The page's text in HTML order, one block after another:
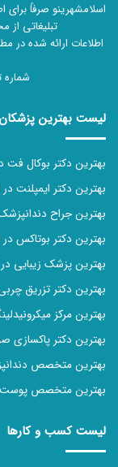
اسلامشهرینو صرفاً برای
تبلیغاتی از
اطلاعات ارائه شده
لیست بهترین
بهترین دکتر بوکال فت
بهترین دکتر ایمپلنت
بهترین جراح
بهترین دکتر بوتاکس در
بهترین پزشک زیبایی
بهترین دکتر تزریق
بهترین مرکز
بهترین دکتر پاکسازی
بهترین متخصص
بهترین متخصص پوست
لیست کسب و کارها